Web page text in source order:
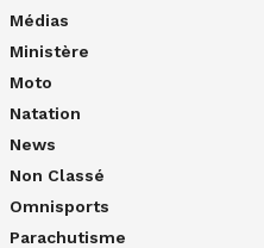
Médias
Ministère
Moto
Natation
News
Non Classé
Omnisports
Parachutisme